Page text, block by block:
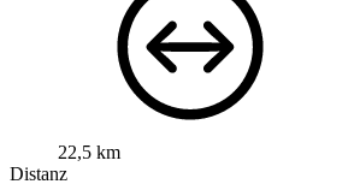
22,5 km
Distanz